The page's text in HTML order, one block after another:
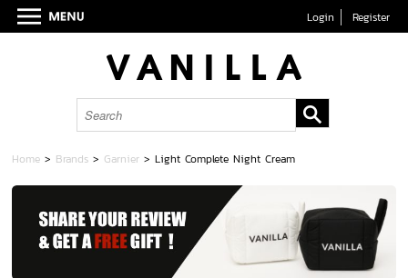
Login Register
Home > Brands > Garnier >Light Complete Night Cream